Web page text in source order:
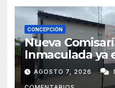
CONCEPCIÓN
Nueva
Inmaculada ya
tras mudanza
policiales
AGOSTO 7, 2026